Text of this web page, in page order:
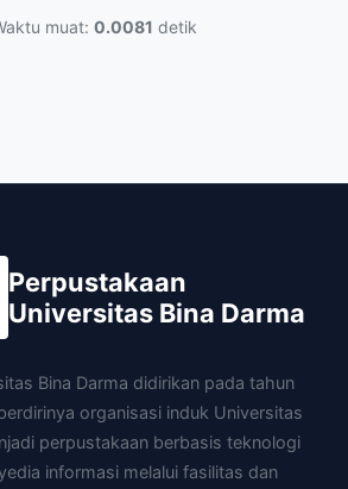
muat: 0.0081 detik
Perpustakaan
Universitas Bina Darma
Bina Darma didirikan pada tahun
organisasi induk Universitas
perpustakaan berbasis teknologi
informasi melalui fasilitas dan